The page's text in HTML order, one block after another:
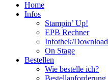
Home
Infos
Stampin’ Up!
EPB Rechner
Infothek/
On Stage
Bestellen
Wie bestelle ich?
Bestellanforderung